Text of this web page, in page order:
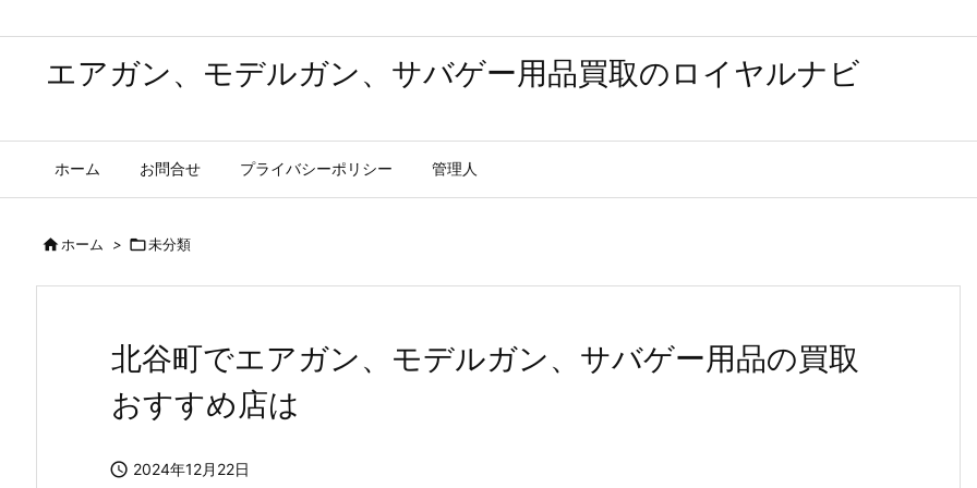
エアガン、モデルガン、サバゲー用品買取のロイヤルナビ
ホーム お問合せ プライバシーポリシー 管理人
ホーム > 未分類
北谷町でエアガン、モデルガン、サバゲー用品の買取
おすすめ店は
 2024年12月22日